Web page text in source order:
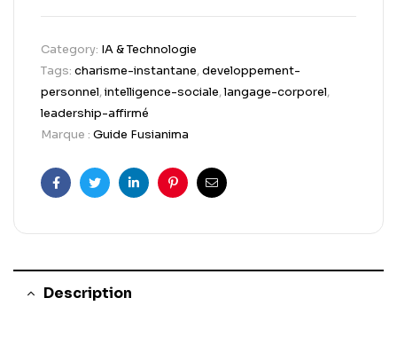
Category: IA & Technologie
Tags: charisme-instantane,developpement-
personnel,intelligence-sociale,langage-corporel,
leadership-affirmé
Marque : Guide Fusianima
FacebookTwitterLinkedinPinterestEmail
Description